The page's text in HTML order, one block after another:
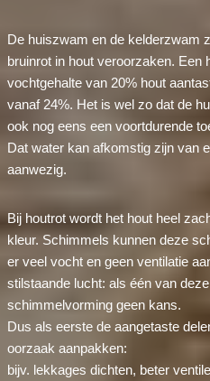
De huiszwam en de kelderzwam
bruinrot in hout veroorzaken. Een
vochtgehalte van 20% hout
vanaf 24%. Het is wel zo dat de
ook nog eens een voortdurende
Dat water kan afkomstig zijn van
aanwezig.
Bij houtrot wordt het hout heel
kleur. Schimmels kunnen deze
er veel vocht en geen ventilatie
stilstaande lucht: als één van
schimmelvorming geen kans.
Dus als eerste de aangetaste
oorzaak aanpakken:
bijv. lekkages dichten, beter